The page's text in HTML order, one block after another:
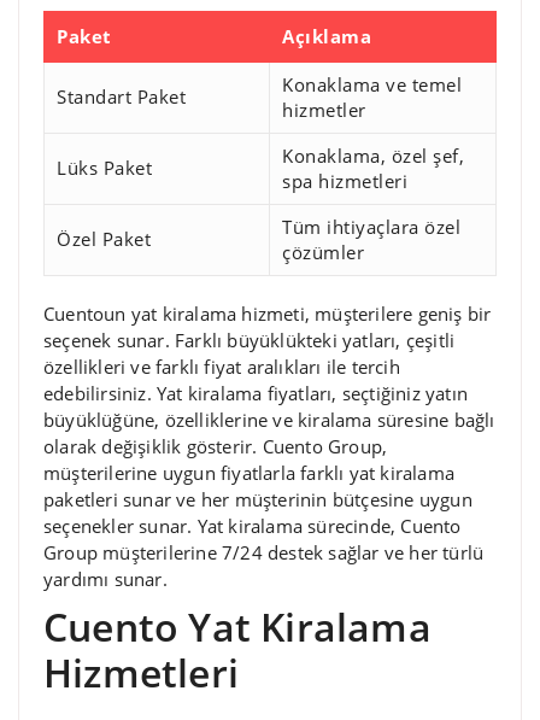
Paket Açıklama
Standart Paket
Konaklama ve temel
hizmetler
Lüks Paket
Konaklama, özel şef,
spa hizmetleri
Özel Paket
Tüm ihtiyaçlara özel
çözümler
Cuentoun yat kiralama hizmeti, müşterilere geniş bir
seçenek sunar. Farklı büyüklükteki yatları, çeşitli
özellikleri ve farklı fiyat aralıkları ile tercih
edebilirsiniz. Yat kiralama fiyatları, seçtiğiniz yatın
büyüklüğüne, özelliklerine ve kiralama süresine bağlı
olarak değişiklik gösterir. Cuento Group,
müşterilerine uygun fiyatlarla farklı yat kiralama
paketleri sunar ve her müşterinin bütçesine uygun
seçenekler sunar. Yat kiralama sürecinde, Cuento
Group müşterilerine 7/24 destek sağlar ve her türlü
yardımı sunar.
Cuento Yat Kiralama
Hizmetleri